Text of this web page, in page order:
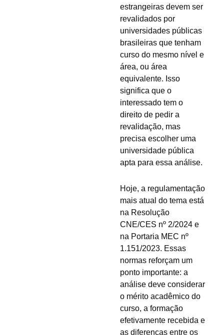
estrangeiras devem ser
revalidados por
universidades públicas
brasileiras que tenham
curso do mesmo nível e
área, ou área
equivalente. Isso
significa que o
interessado tem o
direito de pedir a
revalidação, mas
precisa escolher uma
universidade pública
apta para essa análise.
Hoje, a regulamentação
mais atual do tema está
na Resolução
CNE/CES nº 2/2024 e
na Portaria MEC nº
1.151/2023. Essas
normas reforçam um
ponto importante: a
análise deve considerar
o mérito acadêmico do
curso, a formação
efetivamente recebida e
as diferenças entre os